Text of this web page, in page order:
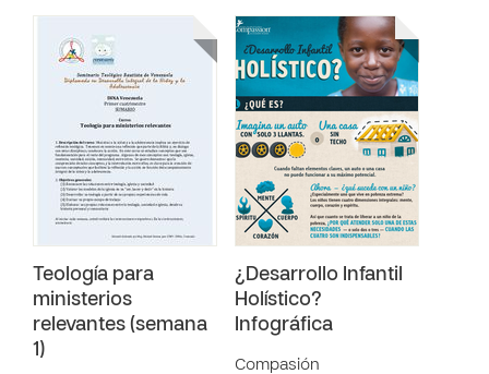
Teología para
ministerios
relevantes (semana
1)
¿Desarrollo Infantil
Holístico?
Infográfica
Compasión